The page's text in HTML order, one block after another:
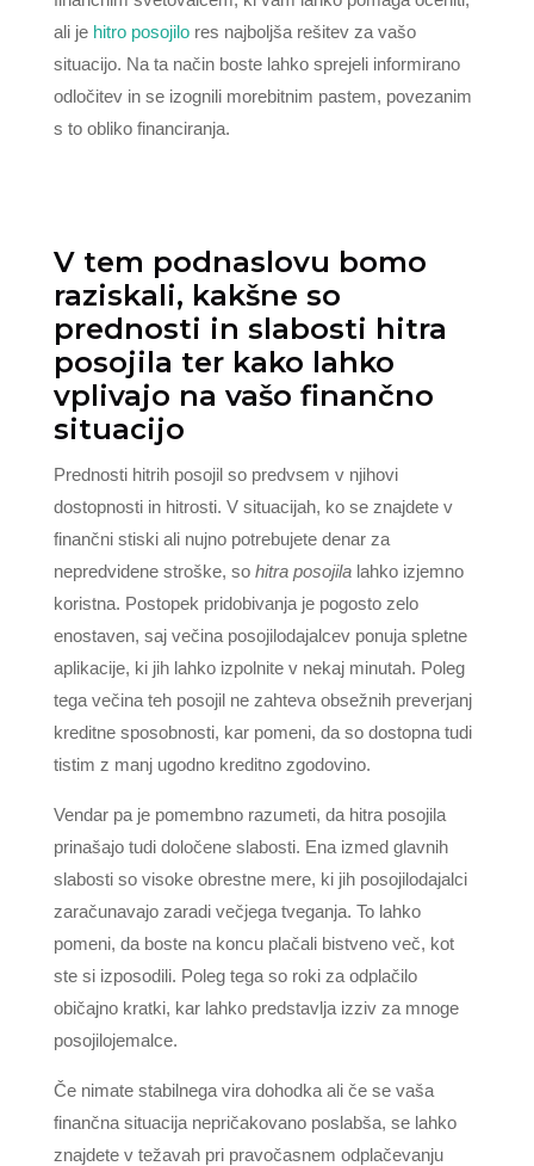
ali je hitro posojilores najboljša rešitev za vašo
situacijo. Na ta način boste lahko sprejeli informirano
odločitev in se izognili morebitnim pastem, povezanim
s to obliko financiranja.
V tem podnaslovu bomo
raziskali, kakšne so
prednosti in slabosti hitra
posojila ter kako lahko
vplivajo na vašo finančno
situacijo
Prednosti hitrih posojil so predvsem v njihovi
dostopnosti in hitrosti. V situacijah, ko se znajdete v
finančni stiski ali nujno potrebujete denar za
nepredvidene stroške, so hitra posojilalahko izjemno
koristna. Postopek pridobivanja je pogosto zelo
enostaven, saj večina posojilodajalcev ponuja spletne
aplikacije, ki jih lahko izpolnite v nekaj minutah. Poleg
tega večina teh posojil ne zahteva obsežnih preverjanj
kreditne sposobnosti, kar pomeni, da so dostopna tudi
tistim z manj ugodno kreditno zgodovino.
Vendar pa je pomembno razumeti, da hitra posojila
prinašajo tudi določene slabosti. Ena izmed glavnih
slabosti so visoke obrestne mere, ki jih posojilodajalci
zaračunavajo zaradi večjega tveganja. To lahko
pomeni, da boste na koncu plačali bistveno več, kot
ste si izposodili. Poleg tega so roki za odplačilo
običajno kratki, kar lahko predstavlja izziv za mnoge
posojilojemalce.
Če nimate stabilnega vira dohodka ali če se vaša
finančna situacija nepričakovano poslabša, se lahko
znajdete v težavah pri pravočasnem odplačevanju